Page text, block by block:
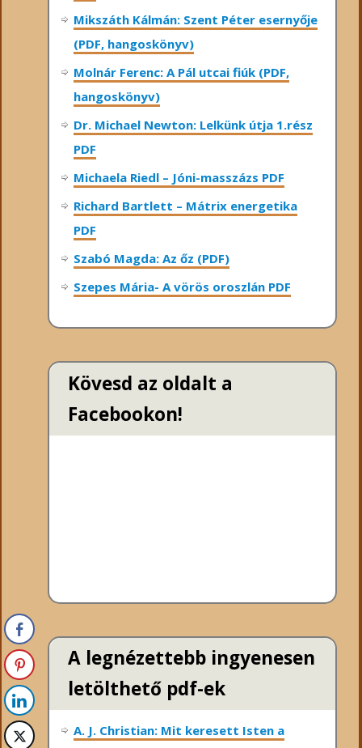
Mikszáth Kálmán: Szent Péter esernyője
(PDF, hangoskönyv)
Molnár Ferenc: A Pál utcai fiúk (PDF,
hangoskönyv)
Dr. Michael Newton: Lelkünk útja 1.rész
PDF
Michaela Riedl – Jóni-masszázs PDF
Richard Bartlett – Mátrix energetika
PDF
Szabó Magda: Az őz (PDF)
Szepes Mária- A vörös oroszlán PDF
Kövesd az oldalt a
Facebookon!
A legnézettebb ingyenesen
letölthető pdf-ek
A. J. Christian: Mit keresett Isten a